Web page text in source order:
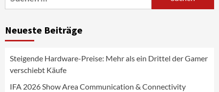
nach:
Neueste Beiträge
Steigende Hardware-Preise: Mehr als ein Drittel der Gamer
verschiebt Käufe
IFA 2026 Show Area Communication & Connectivity
4
News aus dem Internet
Fernsehgeräte
NIQ kehrt zur IFA 2026 zurück und prägt
die Branchendebatte